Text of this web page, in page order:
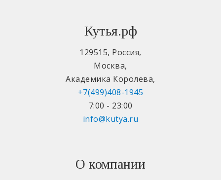
Кутья.рф
129515, Россия,
Москва,
Академика Королева,
+7(499)408-1945
7:00 - 23:00
info@kutya.ru
О компании